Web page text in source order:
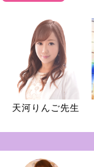
天河りんご先生